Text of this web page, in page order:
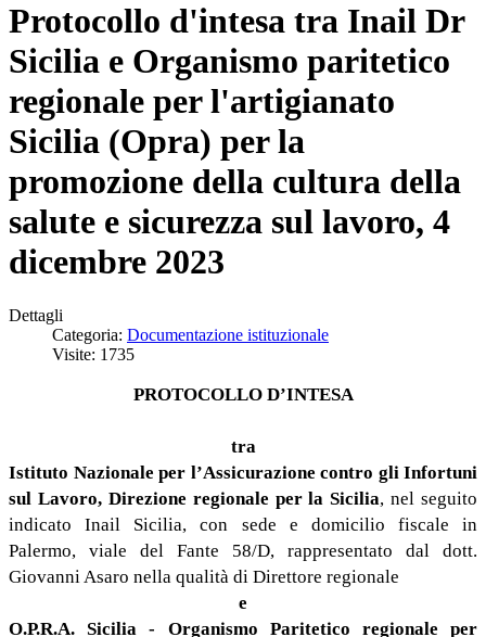
Protocollo d'intesa tra Inail Dr
Sicilia e Organismo paritetico
regionale per l'artigianato
Sicilia (Opra) per la
promozione della cultura della
salute e sicurezza sul lavoro, 4
dicembre 2023
Dettagli
Categoria: Documentazione istituzionale
Visite: 1735
PROTOCOLLO D’INTESA
tra
Istituto Nazionale per l’Assicurazione contro gli Infortuni
sul Lavoro, Direzione regionale per la Sicilia, nel seguito
indicato Inail Sicilia, con sede e domicilio fiscale in
Palermo, viale del Fante 58/D, rappresentato dal dott.
Giovanni Asaro nella qualità di Direttore regionale
e
O.P.R.A. Sicilia - Organismo Paritetico regionale per